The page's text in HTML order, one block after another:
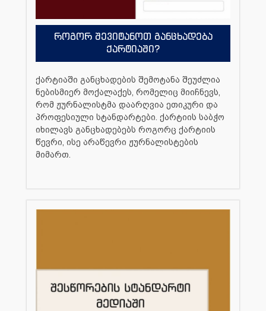
როგორ შევიტანოთ განცხადება
ქარტიაში?
ქარტიაში განცხადების შემოტანა შეუძლია
ნებისმიერ მოქალაქეს, რომელიც მიიჩნევს,
რომ ჟურნალისტმა დაარღვია ეთიკური და
პროფესიული სტანდარტები. ქარტიის საბჭო
იხილავს განცხადებებს როგორც ქარტიის
წევრი, ისე არაწევრი ჟურნალისტების
მიმართ.